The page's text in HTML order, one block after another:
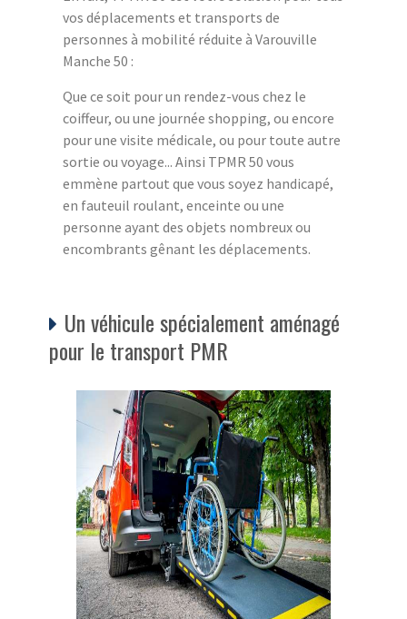
vos déplacements et transports de
personnes à mobilité réduite à Varouville
Manche 50 :
Que ce soit pour un rendez-vous chez le
coiffeur, ou une journée shopping, ou encore
pour une visite médicale, ou pour toute autre
sortie ou voyage... Ainsi TPMR 50 vous
emmène partout que vous soyez handicapé,
en fauteuil roulant, enceinte ou une
personne ayant des objets nombreux ou
encombrants gênant les déplacements.
Un véhicule spécialement aménagé
pour le transport PMR